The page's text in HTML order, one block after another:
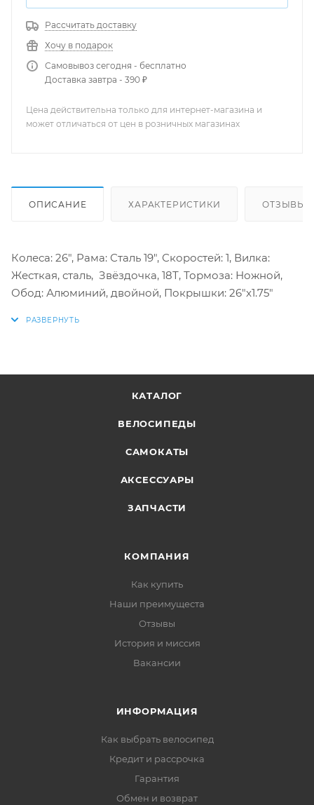
Рассчитать доставку
Хочу в подарок
Самовывоз сегодня - бесплатно
Доставка завтра - 390 ₽
Цена действительна только для интернет-магазина и
может отличаться от цен в розничных магазинах
ОПИСАНИЕ ХАРАКТЕРИСТИКИ ОТЗЫВЫ
Колеса: 26", Рама: Сталь 19", Скоростей: 1, Вилка:
Жесткая, сталь, Звёздочка, 18Т, Тормоза: Ножной,
Обод: Алюминий, двойной, Покрышки: 26"x1.75"
КАТАЛОГ
ВЕЛОСИПЕДЫ
САМОКАТЫ
АКСЕССУАРЫ
ЗАПЧАСТИ
КОМПАНИЯ
Как купить
Наши преимущеста
Отзывы
История и миссия
Вакансии
ИНФОРМАЦИЯ
Как выбрать велосипед
Кредит и рассрочка
Гарантия
Обмен и возврат